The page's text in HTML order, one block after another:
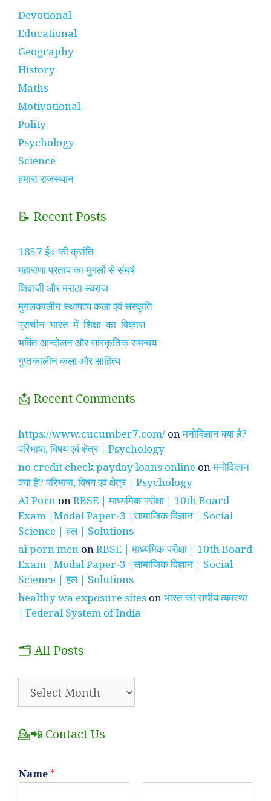
Devotional
Educational
Geography
History
Maths
Motivational
Polity
Psychology
Science
हमारा राजस्थान
📝 Recent Posts
1857 ई० की क्रांति
महाराणा प्रताप का मुगलों से संघर्ष
शिवाजी और मराठा स्वराज
मुगलकालीन स्थापत्य कला एवं संस्कृति
प्राचीन भारत में शिक्षा का विकास
भक्ति आन्दोलन और सांस्कृतिक समन्वय
गुप्तकालीन कला और साहित्य
📩 Recent Comments
https://www.cucumber7.com/ onमनोविज्ञान क्या है?
परिभाषा, विषय एवं क्षेत्र | Psychology
no credit check payday loans online onमनोविज्ञान
क्या है? परिभाषा, विषय एवं क्षेत्र | Psychology
AI Porn onRBSE | माध्यमिक परीक्षा | 10th Board
Exam |Modal Paper-3 |सामाजिक विज्ञान | Social
Science | हल | Solutions
ai porn men onRBSE | माध्यमिक परीक्षा | 10th Board
Exam |Modal Paper-3 |सामाजिक विज्ञान | Social
Science | हल | Solutions
healthy wa exposure sites onभारत की संघीय व्यवस्था
| Federal System of India
🗂️ All Posts
💁📲 Contact Us
Name *